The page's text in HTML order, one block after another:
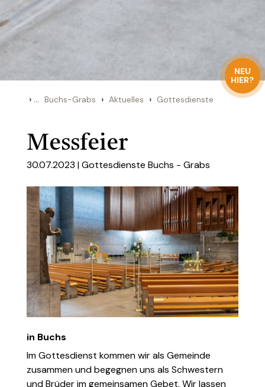
NEU
HIER?
› ... Buchs-Grabs › Aktuelles › Gottesdienste
Messfeier
30.07.2023 |Gottesdienste Buchs - Grabs
in Buchs
Im Gottesdienst kommen wir als Gemeinde
zusammen und begegnen uns als Schwestern
und Brüder im gemeinsamen Gebet. Wir lassen